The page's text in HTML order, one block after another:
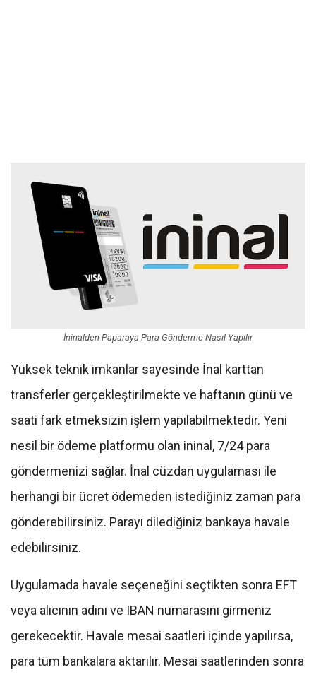
İninalden Paparaya Para Gönderme Nasıl Yapılır
Yüksek teknik imkanlar sayesinde İnal karttan
transferler gerçekleştirilmekte ve haftanın günü ve
saati fark etmeksizin işlem yapılabilmektedir. Yeni
nesil bir ödeme platformu olan ininal, 7/24 para
göndermenizi sağlar. İnal cüzdan uygulaması ile
herhangi bir ücret ödemeden istediğiniz zaman para
gönderebilirsiniz. Parayı dilediğiniz bankaya havale
edebilirsiniz.
Uygulamada havale seçeneğini seçtikten sonra EFT
veya alıcının adını ve IBAN numarasını girmeniz
gerekecektir. Havale mesai saatleri içinde yapılırsa,
para tüm bankalara aktarılır. Mesai saatlerinden sonra